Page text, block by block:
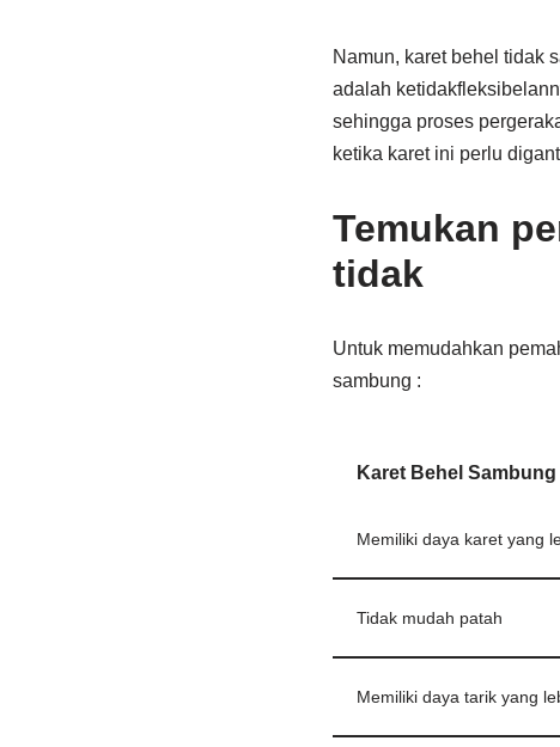
Namun, karet behel tidak
adalah
sehingga proses
ketika karet ini perlu
Temukan
tidak
Untuk memudahkan
sambung :
Karet Behel Sambung
Memiliki daya karet yang
Tidak mudah patah
Memiliki daya tarik yang